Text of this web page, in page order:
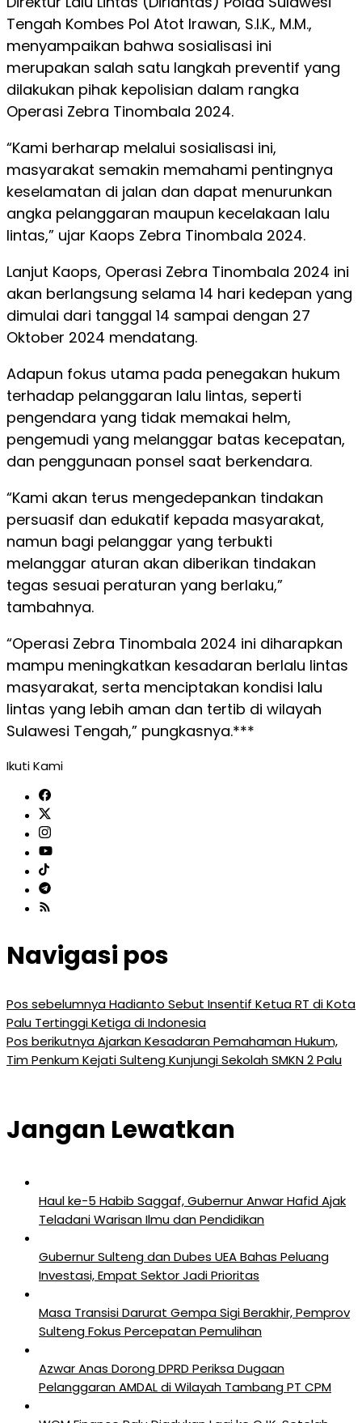
Tengah Kombes Pol Atot Irawan, S.I.K., M.M.,
menyampaikan bahwa sosialisasi ini
merupakan salah satu langkah preventif yang
dilakukan pihak kepolisian dalam rangka
Operasi Zebra Tinombala 2024.
“Kami berharap melalui sosialisasi ini,
masyarakat semakin memahami pentingnya
keselamatan di jalan dan dapat menurunkan
angka pelanggaran maupun kecelakaan lalu
lintas,” ujar Kaops Zebra Tinombala 2024.
Lanjut Kaops, Operasi Zebra Tinombala 2024 ini
akan berlangsung selama 14 hari kedepan yang
dimulai dari tanggal 14 sampai dengan 27
Oktober 2024 mendatang.
Adapun fokus utama pada penegakan hukum
terhadap pelanggaran lalu lintas, seperti
pengendara yang tidak memakai helm,
pengemudi yang melanggar batas kecepatan,
dan penggunaan ponsel saat berkendara.
“Kami akan terus mengedepankan tindakan
persuasif dan edukatif kepada masyarakat,
namun bagi pelanggar yang terbukti
melanggar aturan akan diberikan tindakan
tegas sesuai peraturan yang berlaku,”
tambahnya.
“Operasi Zebra Tinombala 2024 ini diharapkan
mampu meningkatkan kesadaran berlalu lintas
masyarakat, serta menciptakan kondisi lalu
lintas yang lebih aman dan tertib di wilayah
Sulawesi Tengah,” pungkasnya.***
Ikuti Kami
Navigasi pos
Pos sebelumnyaHadianto Sebut Insentif Ketua RT di Kota
Palu Tertinggi Ketiga di Indonesia
Pos berikutnyaAjarkan Kesadaran Pemahaman Hukum,
Tim Penkum Kejati Sulteng Kunjungi Sekolah SMKN 2 Palu
Jangan Lewatkan
Haul ke-5 Habib Saggaf, Gubernur Anwar Hafid Ajak
Teladani Warisan Ilmu dan Pendidikan
Gubernur Sulteng dan Dubes UEA Bahas Peluang
Investasi, Empat Sektor Jadi Prioritas
Masa Transisi Darurat Gempa Sigi Berakhir, Pemprov
Sulteng Fokus Percepatan Pemulihan
Azwar Anas Dorong DPRD Periksa Dugaan
Pelanggaran AMDAL di Wilayah Tambang PT CPM